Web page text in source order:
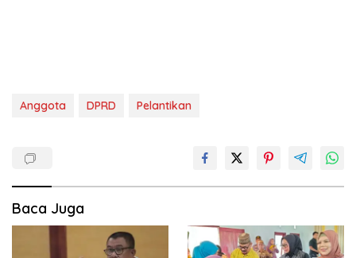
Anggota DPRD Pelantikan
Baca Juga